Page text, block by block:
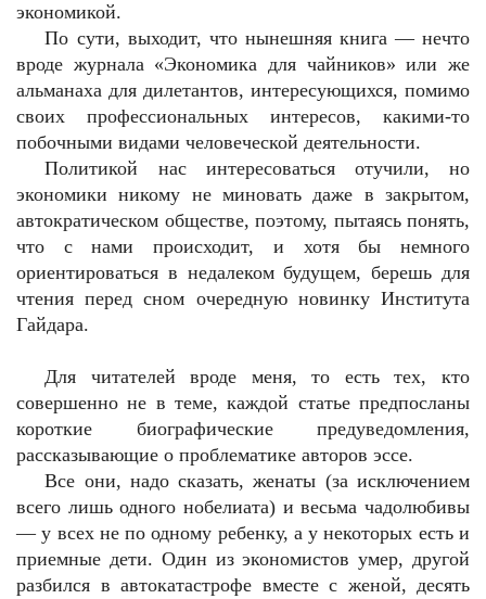
экономикой.
По сути, выходит, что нынешняя книга — нечто
вроде журнала «Экономика для чайников» или же
альманаха для дилетантов, интересующихся, помимо
своих профессиональных интересов, какими-то
побочными видами человеческой деятельности.
Политикой нас интересоваться отучили, но
экономики никому не миновать даже в закрытом,
автократическом обществе, поэтому, пытаясь понять,
что с нами происходит, и хотя бы немного
ориентироваться в недалеком будущем, берешь для
чтения перед сном очередную новинку Института
Гайдара.
Для читателей вроде меня, то есть тех, кто
совершенно не в теме, каждой статье предпосланы
короткие биографические предуведомления,
рассказывающие о проблематике авторов эссе.
Все они, надо сказать, женаты (за исключением
всего лишь одного нобелиата) и весьма чадолюбивы
— у всех не по одному ребенку, а у некоторых есть и
приемные дети. Один из экономистов умер, другой
разбился в автокатастрофе вместе с женой, десять